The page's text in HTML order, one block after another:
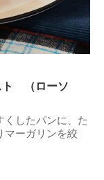
ト （ローソ
くしたパンに、た
マーガリンを絞